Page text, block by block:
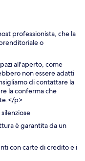
professionista, che la
o
all'aperto, come
non essere adatti
di contattare la
la conferma che
p>
è garantita da un
con carte di credito e i